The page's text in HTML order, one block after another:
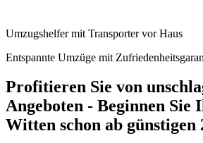
Umzugshelfer mit Transporter vor Haus
Entspannte Umzüge mit
Profitieren Sie von
Angeboten - Beginnen Sie
Witten schon ab günstigen